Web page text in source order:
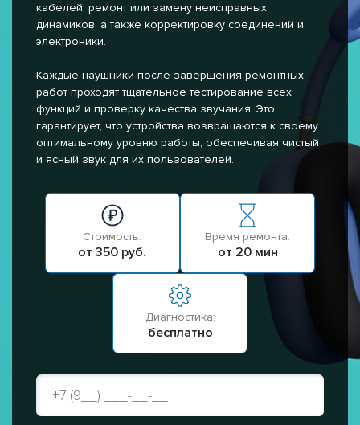
кабелей, ремонт или замену неисправных
динамиков, а также корректировку соединений и
электроники.
Каждые наушники после завершения ремонтных
работ проходят тщательное тестирование всех
функций и проверку качества звучания. Это
гарантирует, что устройства возвращаются к своему
оптимальному уровню работы, обеспечивая чистый
и ясный звук для их пользователей.
Стоимость:
от 350 руб.
Время ремонта:
от 20 мин
Диагностика:
бесплатно